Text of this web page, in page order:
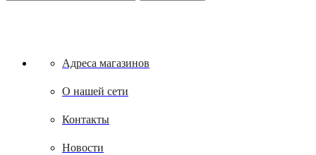
Адреса магазинов
О нашей сети
Контакты
Новости